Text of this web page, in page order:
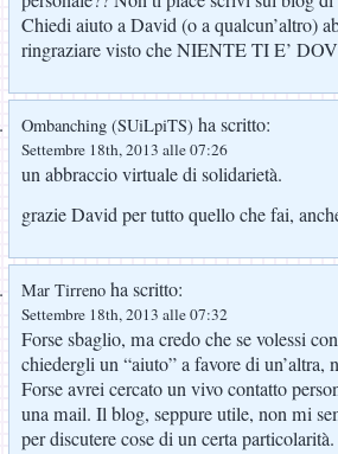
Chiedi aiuto a David (o a qualcun’altro)
ringraziare visto che NIENTE TI E’
Ombanching (SUiLpiTS) ha scritto:
Settembre 18th, 2013 alle 07:26
un abbraccio virtuale di solidarietà.
grazie David per tutto quello che fai,
Mar Tirreno ha scritto:
Settembre 18th, 2013 alle 07:32
Forse sbaglio, ma credo che se volessi
chiedergli un “aiuto” a favore di
Forse avrei cercato un vivo contatto
una mail. Il blog, seppure utile, non mi
per discutere cose di un certa particolarità.